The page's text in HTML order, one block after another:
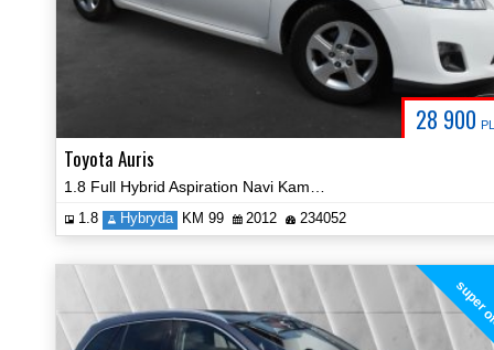
28 900
Toyota Auris
1.8 Hybryda KM 99 2012 234052